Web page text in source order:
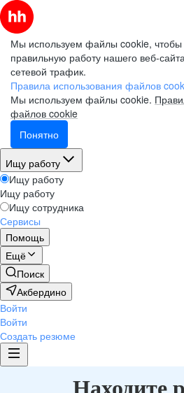
Мы используем файлы cookie, чтобы
правильную работу нашего веб-
сетевой трафик.
Правила использования файлов
Мы используем файлы cookie.
файлов cookie
Понятно
Ищу работу
Ищу работу
Ищу работу
Ищу сотрудника
Сервисы
Помощь
Ещё
Поиск
Акбердино
Войти
Войти
Создать резюме